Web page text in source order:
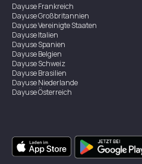
DayuseFrankreich
DayuseGroßbritannien
DayuseVereinigte Staaten
DayuseItalien
DayuseSpanien
DayuseBelgien
DayuseSchweiz
DayuseBrasilien
DayuseNiederlande
DayuseÖsterreich
DayuseSingapur
DayuseZweden
DayuseThailand